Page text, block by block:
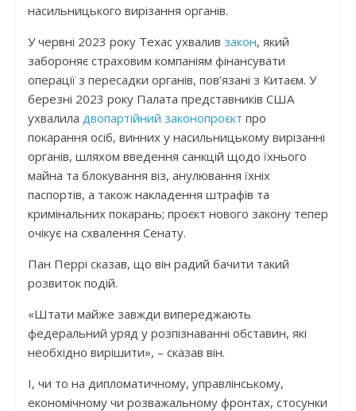
насильницького вирізання органів.
У червні 2023 року Техас ухвалив закон, який
забороняє страховим компаніям фінансувати
операції з пересадки органів, пов’язані з Китаєм. У
березні 2023 року Палата представників США
ухвалила двопартійний законопроєкт про
покарання осіб, винних у насильницькому вирізанні
органів, шляхом введення санкцій щодо їхнього
майна та блокування віз, анулювання їхніх
паспортів, а також накладення штрафів та
кримінальних покарань; проєкт нового закону тепер
очікує на схвалення Сенату.
Пан Перрі сказав, що він радий бачити такий
розвиток подій.
«Штати майже завжди випереджають
федеральний уряд у розпізнаванні обставин, які
необхідно вирішити», – сказав він.
І, чи то на дипломатичному, управлінському,
економічному чи розважальному фронтах, стосунки